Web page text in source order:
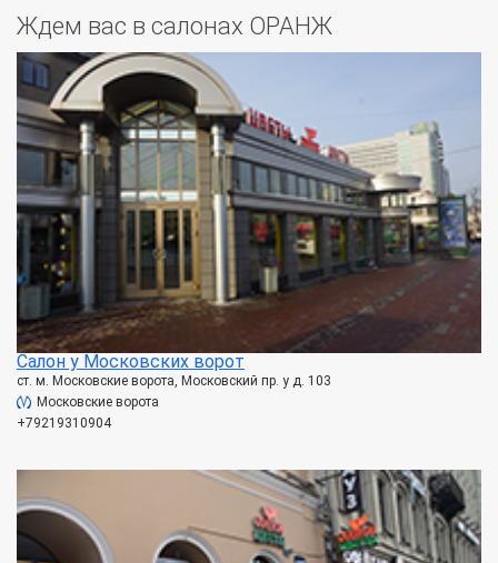
Ждем вас в салонах ОРАНЖ
Салон у Московских ворот
ст. м. Московские ворота, Московский пр. у д. 103
Московские ворота
+79219310904